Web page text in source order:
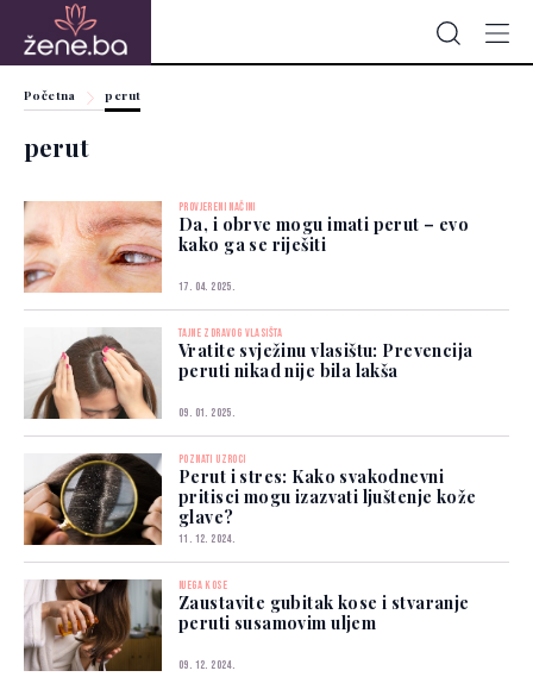
Početna perut
perut
PROVJERENI NAČINI
Da, i obrve mogu imati perut – evo
kako ga se riješiti
17. 04. 2025.
TAJNE ZDRAVOG VLASIŠTA
Vratite svježinu vlasištu: Prevencija
peruti nikad nije bila lakša
09. 01. 2025.
POZNATI UZROCI
Perut i stres: Kako svakodnevni
pritisci mogu izazvati ljuštenje kože
glave?
11. 12. 2024.
NJEGA KOSE
Zaustavite gubitak kose i stvaranje
peruti susamovim uljem
09. 12. 2024.